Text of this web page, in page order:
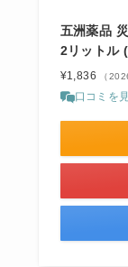
五洲薬品
2リットル
¥1,836 （
口コミを